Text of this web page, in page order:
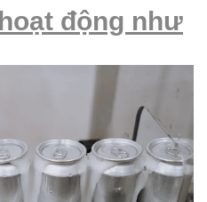
động như